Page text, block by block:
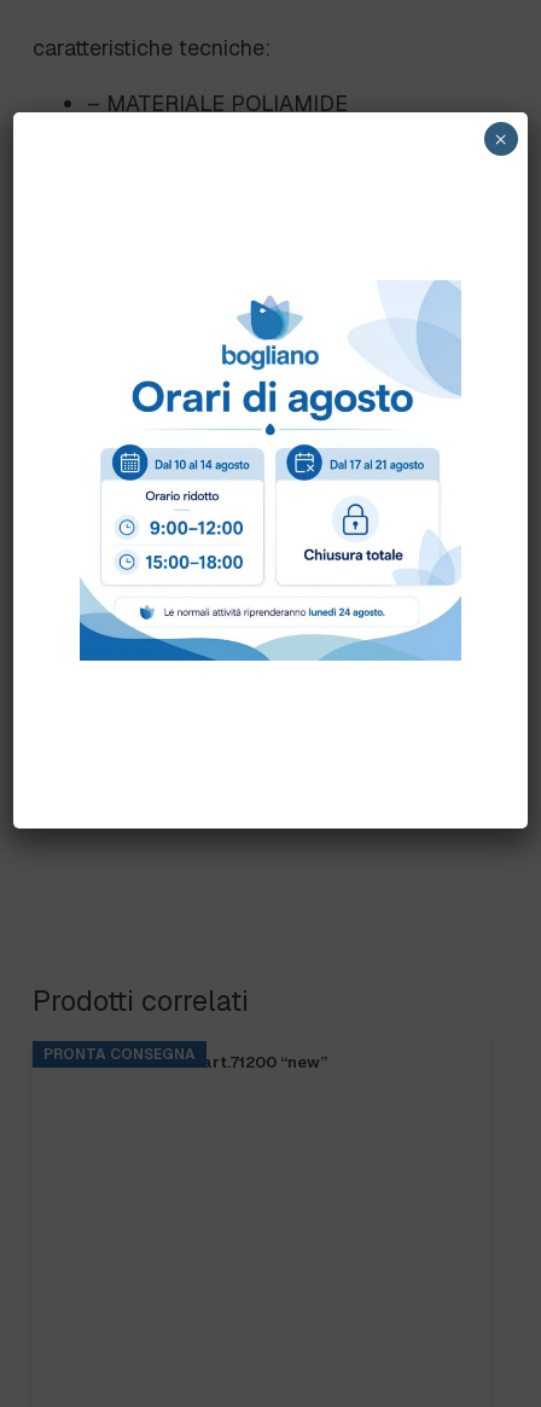
caratteristiche tecniche:
– MATERIALE POLIAMIDE
– CERTIFICATO FDA
– TEMPERATURA -40°/+85°
Come ordinare?
Puoi ordinare chiamando al
oppure
scrivendo una mail ainfo@bogliano.it.
Per ogni informazione siamo a disposizione.
Prodotti correlati
PRONTA CONSEGNA
FRANGIA SOFT SR art.71200 “new”
×